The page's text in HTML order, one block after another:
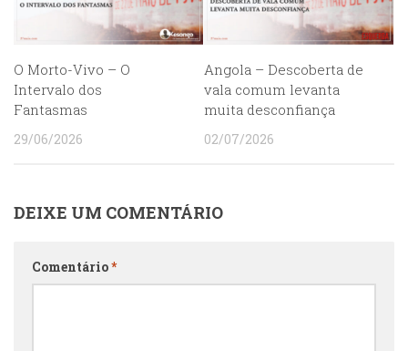
O Morto-Vivo – O
Intervalo dos
Fantasmas
29/06/2026
Angola – Descoberta de
vala comum levanta
muita desconfiança
02/07/2026
DEIXE UM COMENTÁRIO
Comentário*